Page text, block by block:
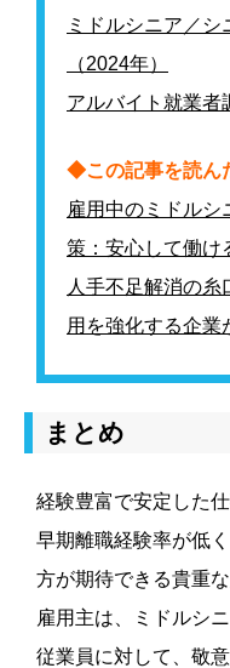
ミドルシニア／
（2024年）
アルバイト就業者
◆この記事を読ん
雇用中のミドルシ
策：安心して働け
人手不足解消の
用を強化する企業
まとめ
経験豊富で安定した
早期離職経験率が低
方が期待できる貴重な
雇用主は、ミドルシ
従業員に対して、敬